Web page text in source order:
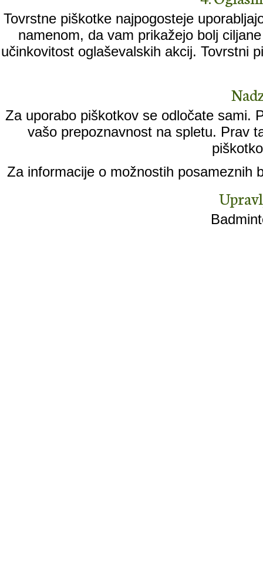
Tovrstne piškotke najpogosteje
namenom, da vam prikažejo bolj
učinkovitost oglaševalskih akcij. Tovrstni
Za uporabo piškotkov se odločate sami.
vašo prepoznavnost na spletu. Prav
Za informacije o možnostih posameznih